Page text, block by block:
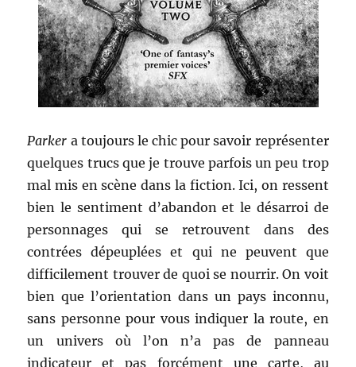
Parker a toujours le chic pour savoir représenter
quelques trucs que je trouve parfois un peu trop
mal mis en scène dans la fiction. Ici, on ressent
bien le sentiment d’abandon et le désarroi de
personnages qui se retrouvent dans des
contrées dépeuplées et qui ne peuvent que
difficilement trouver de quoi se nourrir. On voit
bien que l’orientation dans un pays inconnu,
sans personne pour vous indiquer la route, en
un univers où l’on n’a pas de panneau
indicateur et pas forcément une carte, au